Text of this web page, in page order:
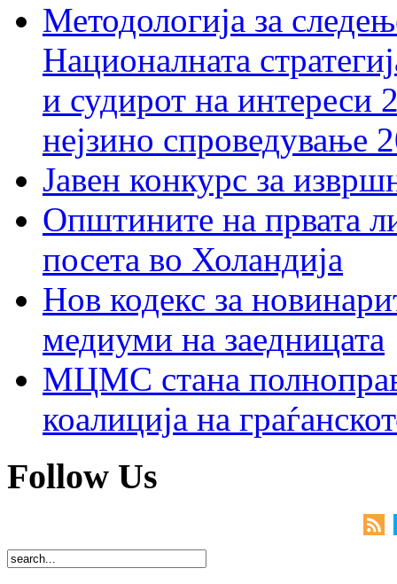
Методологија за
Националната
и судирот на интереси
нејзино спроведување
Јавен конкурс за
Општините на првата
посета во Холандија
Нов кодекс за
медиуми на заедницата
МЦМС стана
коалиција на
Follow Us